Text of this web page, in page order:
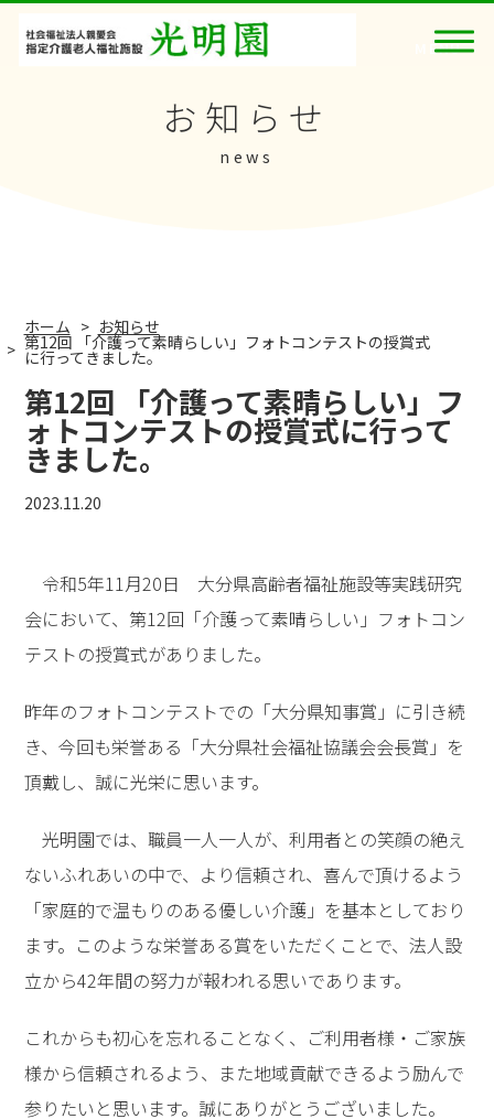
お知らせ
news
ホーム お知らせ
第12回 「介護って素晴らしい」フォトコンテストの授賞式
に行ってきました。
第12回 「介護って素晴らしい」フ
ォトコンテストの授賞式に行って
きました。
2023.11.20
令和5年11月20日 大分県高齢者福祉施設等実践研究
会において、第12回「介護って素晴らしい」フォトコン
テストの授賞式がありました。
昨年のフォトコンテストでの「大分県知事賞」に引き続
き、今回も栄誉ある「大分県社会福祉協議会会長賞」を
頂戴し、誠に光栄に思います。
光明園では、職員一人一人が、利用者との笑顔の絶え
ないふれあいの中で、より信頼され、喜んで頂けるよう
「家庭的で温もりのある優しい介護」を基本としており
ます。このような栄誉ある賞をいただくことで、法人設
立から42年間の努力が報われる思いであります。
これからも初心を忘れることなく、ご利用者様・ご家族
様から信頼されるよう、また地域貢献できるよう励んで
参りたいと思います。誠にありがとうございました。